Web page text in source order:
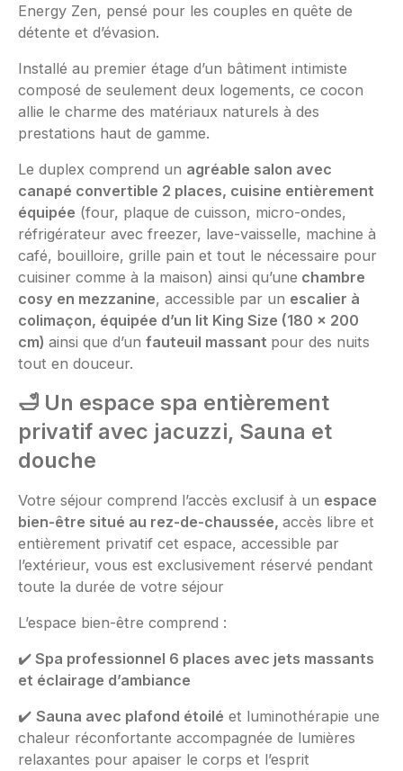
Energy Zen, pensé pour les couples en quête de
détente et d’évasion.
Installé au premier étage d’un bâtiment intimiste
composé de seulement deux logements, ce cocon
allie le charme des matériaux naturels à des
prestations haut de gamme.
Le duplex comprend un agréable salon avec
canapé convertible 2 places, cuisine entièrement
équipée (four, plaque de cuisson, micro-ondes,
réfrigérateur avec freezer, lave-vaisselle, machine à
café, bouilloire, grille pain et tout le nécessaire pour
cuisiner comme à la maison) ainsi qu’une chambre
cosy en mezzanine, accessible par un escalier à
colimaçon, équipée d’un lit King Size (180 x 200
cm) ainsi que d’un fauteuil massant pour des nuits
tout en douceur.
🛁 Un espace spa entièrement
privatif avec jacuzzi, Sauna et
douche
Votre séjour comprend l’accès exclusif à un espace
bien-être situé au rez-de-chaussée, accès libre et
entièrement privatif cet espace, accessible par
l’extérieur, vous est exclusivement réservé pendant
toute la durée de votre séjour
L’espace bien-être comprend :
✔️ Spa professionnel 6 places avec jets massants
et éclairage d’ambiance
✔️ Sauna avec plafond étoilé et luminothérapie une
chaleur réconfortante accompagnée de lumières
relaxantes pour apaiser le corps et l’esprit